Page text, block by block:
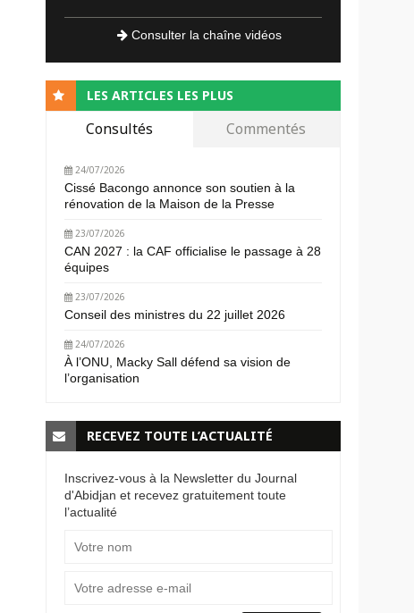
Consulter la chaîne vidéos
LES ARTICLES LES PLUS
Consultés Commentés
24/07/2026
Cissé Bacongo annonce son soutien à la
rénovation de la Maison de la Presse
23/07/2026
CAN 2027 : la CAF officialise le passage à 28
équipes
23/07/2026
Conseil des ministres du 22 juillet 2026
24/07/2026
À l’ONU, Macky Sall défend sa vision de
l’organisation
RECEVEZ TOUTE L’ACTUALITÉ
Inscrivez-vous à la Newsletter du Journal
d'Abidjan et recevez gratuitement toute
l’actualité